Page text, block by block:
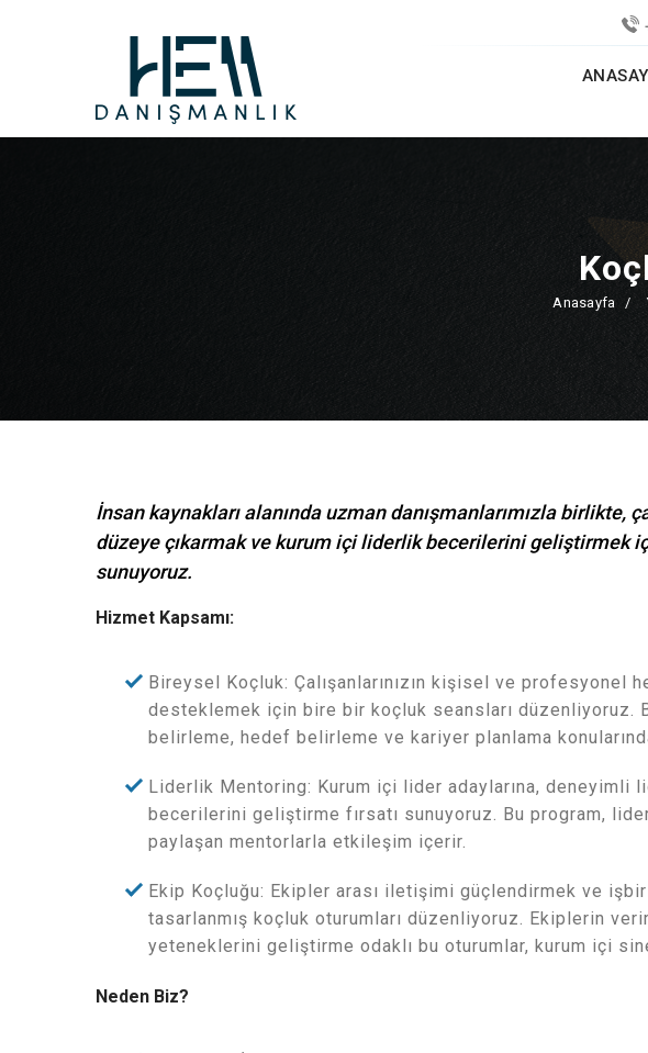
Anasayfa
İnsan kaynakları alanında uzman danışmanlarımızla birlikte,
düzeye çıkarmak ve kurum içi liderlik becerilerini geliştirmek
sunuyoruz.
Hizmet Kapsamı:
Bireysel Koçluk: Çalışanlarınızın kişisel ve profesyonel
desteklemek için bire bir koçluk seansları düzenliyoruz.
belirleme, hedef belirleme ve kariyer planlama
Liderlik Mentoring: Kurum içi lider adaylarına, deneyimli
becerilerini geliştirme fırsatı sunuyoruz. Bu program,
paylaşan mentorlarla etkileşim içerir.
Ekip Koçluğu: Ekipler arası iletişimi güçlendirmek ve
tasarlanmış koçluk oturumları düzenliyoruz. Ekiplerin
yeteneklerini geliştirme odaklı bu oturumlar, kurum içi
Neden Biz?